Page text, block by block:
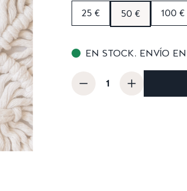
25 €
50 € 100 €
EN STOCK. ENVÍO